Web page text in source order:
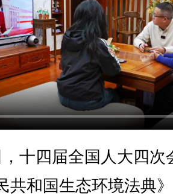
四届全国人大四次
共和国生态环境法典